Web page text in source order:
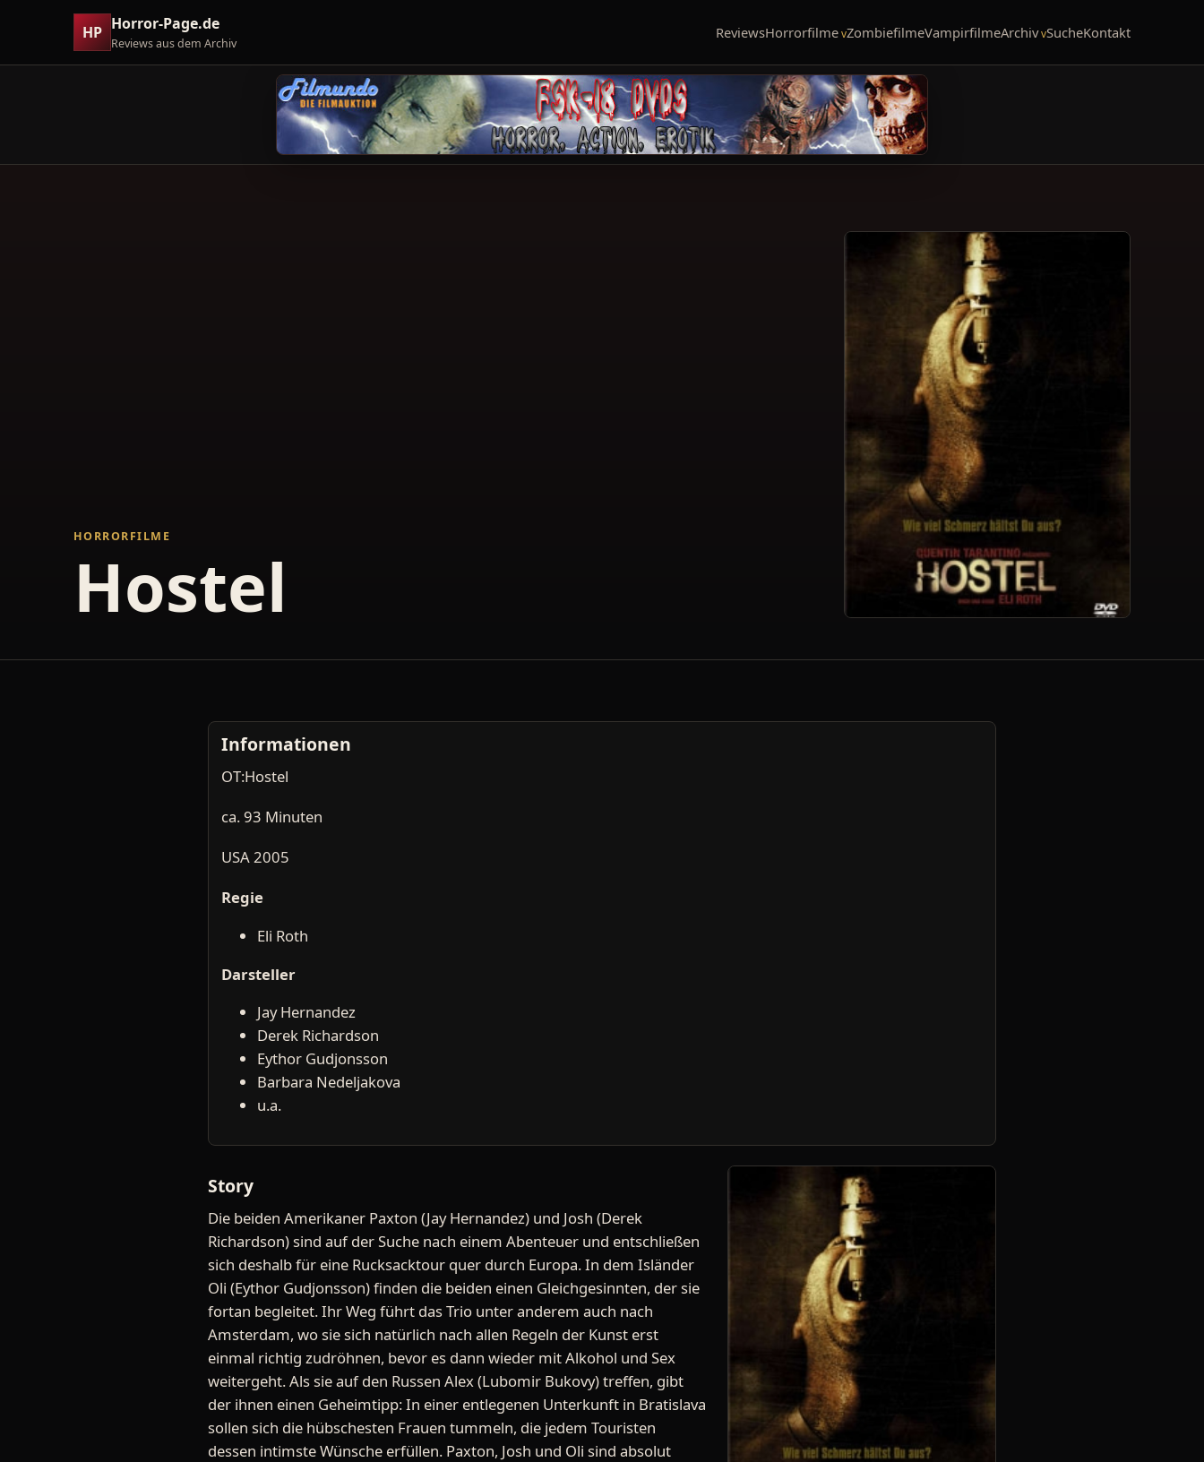
HP Horror-Page.de
Reviews aus dem Archiv
ReviewsHorrorfilme ZombiefilmeVampirfilmeArchiv SucheKontakt
HORRORFILME
Hostel
Informationen
OT:Hostel
ca. 93 Minuten
USA 2005
Regie
Eli Roth
Darsteller
Jay Hernandez
Derek Richardson
Eythor Gudjonsson
Barbara Nedeljakova
u.a.
Story
Die beiden Amerikaner Paxton (Jay Hernandez) und Josh (Derek
Richardson) sind auf der Suche nach einem Abenteuer und entschließen
sich deshalb für eine Rucksacktour quer durch Europa. In dem Isländer
Oli (Eythor Gudjonsson) finden die beiden einen Gleichgesinnten, der sie
fortan begleitet. Ihr Weg führt das Trio unter anderem auch nach
Amsterdam, wo sie sich natürlich nach allen Regeln der Kunst erst
einmal richtig zudröhnen, bevor es dann wieder mit Alkohol und Sex
weitergeht. Als sie auf den Russen Alex (Lubomir Bukovy) treffen, gibt
der ihnen einen Geheimtipp: In einer entlegenen Unterkunft in Bratislava
sollen sich die hübschesten Frauen tummeln, die jedem Touristen
dessen intimste Wünsche erfüllen. Paxton, Josh und Oli sind absolut